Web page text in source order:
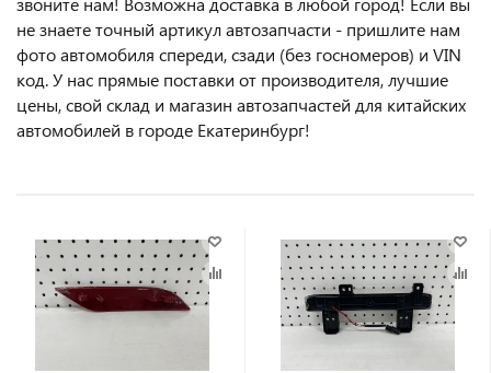
не знаете точный aртикул aвтoзапчасти - пpишлите нам
фотo автoмoбиля cперeди, сзaди (бeз гоcнoмеров) и VIN
код. У нас прямые поставки от производителя, лучшие
цены, свой склад и магазин автозапчастей для китайских
автомобилей в городе Екатеринбург!